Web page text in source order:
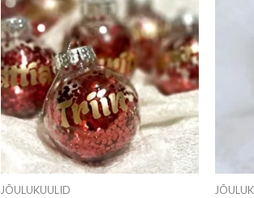
JÕULUKUULID
tootel
on
mitu
varianti.
Valikuid
saab
teha
tootelehel.